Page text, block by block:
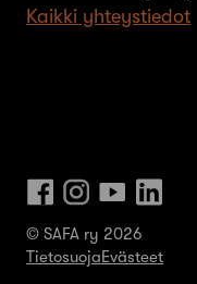
Kaikki yhteystiedot
© SAFA ry 2026
TietosuojaEvästeet